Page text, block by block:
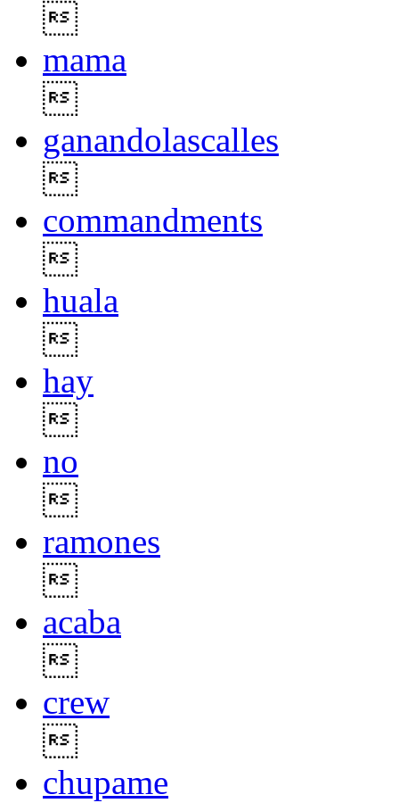
mama
ganandolascalles
commandments
huala
hay
no
ramones
acaba
crew
chupame